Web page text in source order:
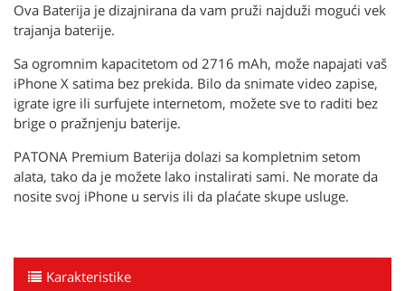
Ova Baterija je dizajnirana da vam pruži najduži mogući vek
trajanja baterije.
Sa ogromnim kapacitetom od 2716 mAh, može napajati vaš
iPhone X satima bez prekida. Bilo da snimate video zapise,
igrate igre ili surfujete internetom, možete sve to raditi bez
brige o pražnjenju baterije.
PATONA Premium Baterija dolazi sa kompletnim setom
alata, tako da je možete lako instalirati sami. Ne morate da
nosite svoj iPhone u servis ili da plaćate skupe usluge.
Karakteristike